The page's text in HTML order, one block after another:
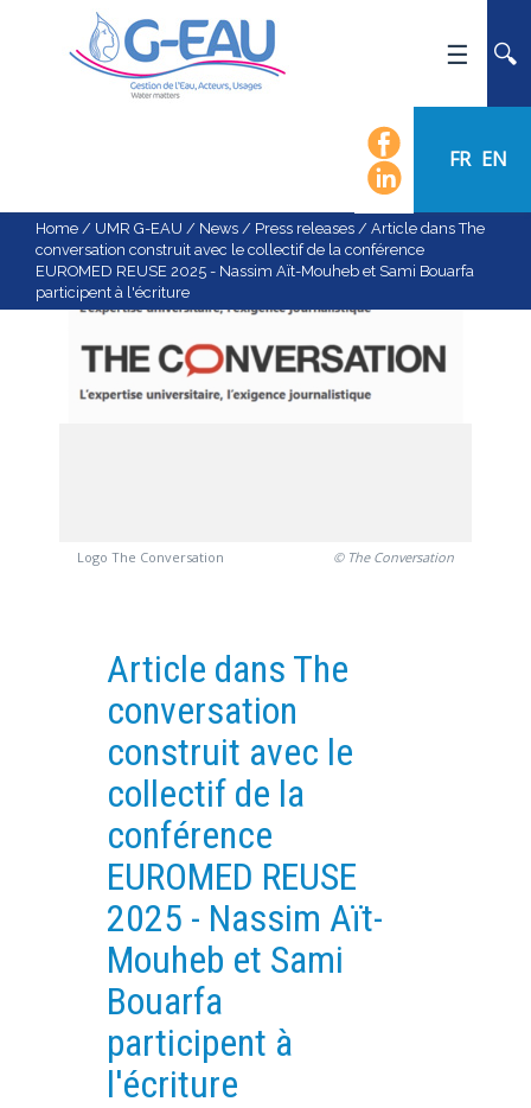
FR EN
NEWS
EVENTS
CALENDAR OF EVENTS
STAFF
EXPERIMENTAL PLATFORMS
COMPLETED PROJECTS
UMR NETWORKS
REGULAR SEMINARS
TRAINING COURSES
ENGINEERING
EDUCATION AND TRAINING
DOCTORAL TRAINING
THESES IN PROGRESS
PRODUCTION
METHODS AND TOOLS
Home / UMR G-EAU / News / Press releases / Article dans The
conversation construit avec le collectif de la conférence
EUROMED REUSE 2025 - Nassim Aït-Mouheb et Sami Bouarfa
participent à l'écriture
Logo The Conversation © The Conversation
Article dans The
conversation
construit avec le
collectif de la
conférence
EUROMED REUSE
2025 - Nassim Aït-
Mouheb et Sami
Bouarfa
participent à
l'écriture